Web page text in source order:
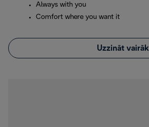
Always with you
Comfort where you want it
Uzzināt vairāk